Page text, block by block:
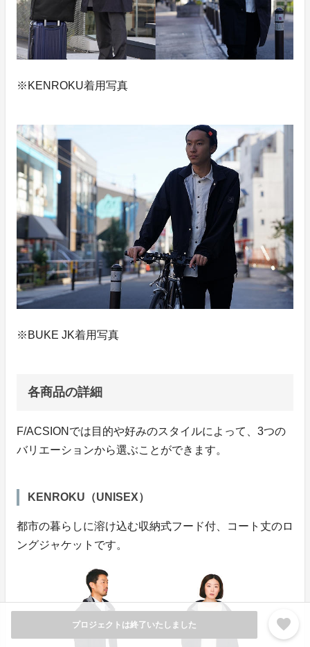
プロジェクトは終了いたしました favorite
※KENROKU着用写真
※BUKE JK着用写真
各商品の詳細
F/ACSIONでは目的や好みのスタイルによって、3つの
バリエーションから選ぶことができます。
KENROKU（UNISEX）
都市の暮らしに溶け込む収納式フード付、コート丈のロ
ングジャケットです。